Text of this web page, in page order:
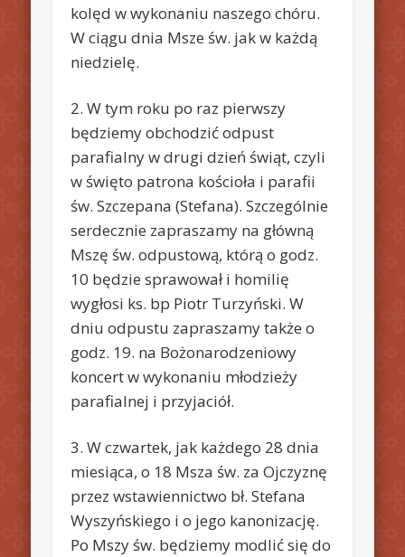
kolęd w wykonaniu naszego chóru.
W ciągu dnia Msze św. jak w każdą
niedzielę.
2. W tym roku po raz pierwszy
będziemy obchodzić odpust
parafialny w drugi dzień świąt, czyli
w święto patrona kościoła i parafii
św. Szczepana (Stefana). Szczególnie
serdecznie zapraszamy na główną
Mszę św. odpustową, którą o godz.
10 będzie sprawował i homilię
wygłosi ks. bp Piotr Turzyński. W
dniu odpustu zapraszamy także o
godz. 19. na Bożonarodzeniowy
koncert w wykonaniu młodzieży
parafialnej i przyjaciół.
3. W czwartek, jak każdego 28 dnia
miesiąca, o 18 Msza św. za Ojczyznę
przez wstawiennictwo bł. Stefana
Wyszyńskiego i o jego kanonizację.
Po Mszy św. będziemy modlić się do